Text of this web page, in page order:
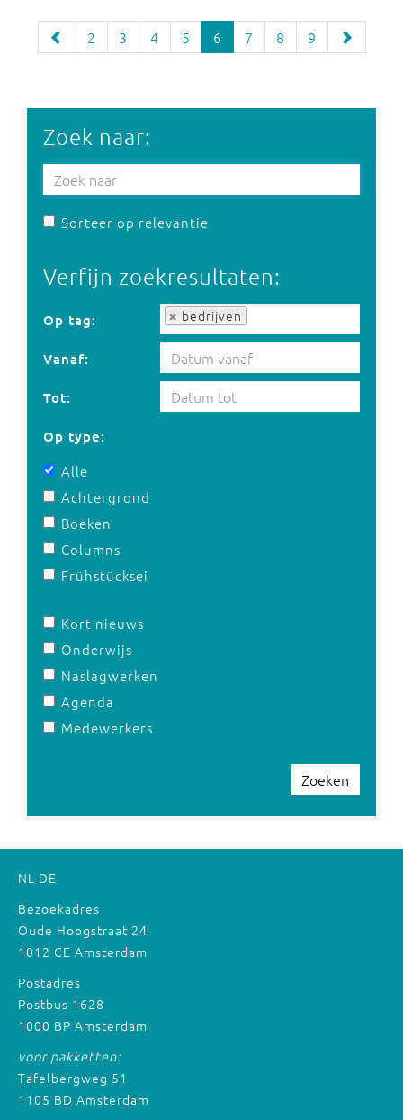
2 3 4 5 6 7 8 9
Zoek naar:
Sorteer op relevantie
Verfijn zoekresultaten:
Op tag: bedrijven
Op tag:
Vanaf:
Tot:
Op type:
Alle
Achtergrond
Boeken
Columns
Frühstücksei
Kort nieuws
Onderwijs
Naslagwerken
Agenda
Medewerkers
Zoeken
NL DE
Bezoekadres
Oude Hoogstraat 24
1012 CE Amsterdam
Postadres
Postbus 1628
1000 BP Amsterdam
voor pakketten:
Tafelbergweg 51
1105 BD Amsterdam